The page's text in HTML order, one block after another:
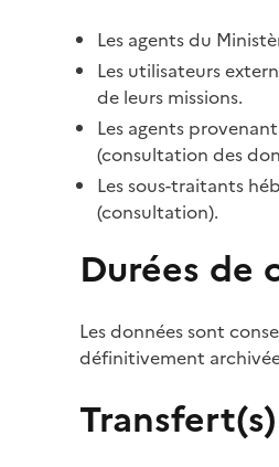
Les agents du
Les utilisateurs
de leurs missions.
Les agents
(consultation des
Les sous-traitants
(consultation).
Durées de
Les données sont
définitivement